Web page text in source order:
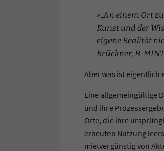
„An einem Ort
Kunst und der
eigene Realität
Brückner, B-
Aber was ist eigentlich
Eine allgemeingültige
und ihre
Orte, die ihre
erneuten Nutzung
mietvergünstig von